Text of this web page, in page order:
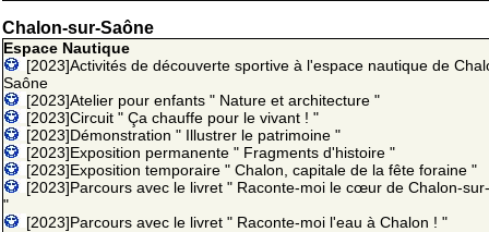
Chalon-sur-Saône
Espace Nautique
[2023]Activités de découverte sportive à l'espace nautique de
Saône
[2023]Atelier pour enfants " Nature et architecture "
[2023]Circuit " Ça chauffe pour le vivant ! "
[2023]Démonstration " Illustrer le patrimoine "
[2023]Exposition permanente " Fragments d'histoire "
[2023]Exposition temporaire " Chalon, capitale de la fête foraine "
[2023]Parcours avec le livret " Raconte-moi le cœur de Chalon-
"
[2023]Parcours avec le livret " Raconte-moi l'eau à Chalon ! "